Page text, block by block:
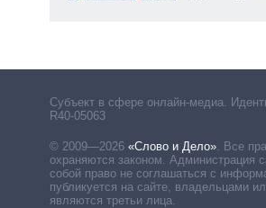
Субъект в сфере онлайн-медиа.
R40-05063
© 2009—2026 «Слово и Дело»
Все
охраняются законом. Администрация
собой право не соглашаться с
публикуется на сайте, владельцами
являются третьи лица.